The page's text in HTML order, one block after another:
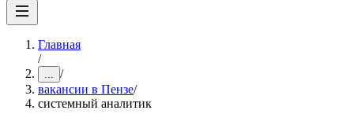
Главная
/
... /
вакансии в Пензе/
системный аналитик